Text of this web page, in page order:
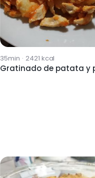
35min · 2421 kcal
Gratinado de patata y